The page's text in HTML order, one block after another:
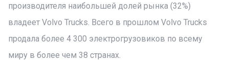
производителя наибольшей долей рынка (32%)
владеет Volvo Trucks. Всего в прошлом Volvo Trucks
продала более 4 300 электрогрузовиков по всему
миру в более чем 38 странах.